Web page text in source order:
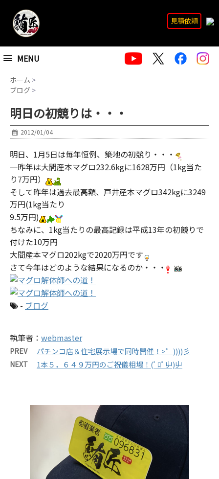
MENU
見積依頼
ホーム >
ブログ >
明日の初競りは・・・
2012/01/04
明日、1月5日は毎年恒例、築地の初競り・・・
一昨年は大間産本マグロ232.6kgに1628万円（1kg当た
り7万円）
そして昨年は過去最高額、戸井産本マグロ342kgに3249
万円(1kg当たり
9.5万円)
ちなみに、1kg当たりの最高記録は平成13年の初競りで
付けた10万円
大間産本マグロ202kgで2020万円です
さて今年はどのような結果になるのか・・・
- ブログ
執筆者： webmaster
PREV パチンコ店＆住宅展示場で同時開催！>゜))))彡
NEXT 1本５，６４９万円のご祝儀相場！(ﾟﾛﾟ屮)屮